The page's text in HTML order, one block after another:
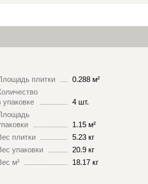
плитки
0.288 м²
упаковке
4 шт.
1.15 м²
плитки
5.23 кг
упаковки
20.9 кг
м²
18.17 кг